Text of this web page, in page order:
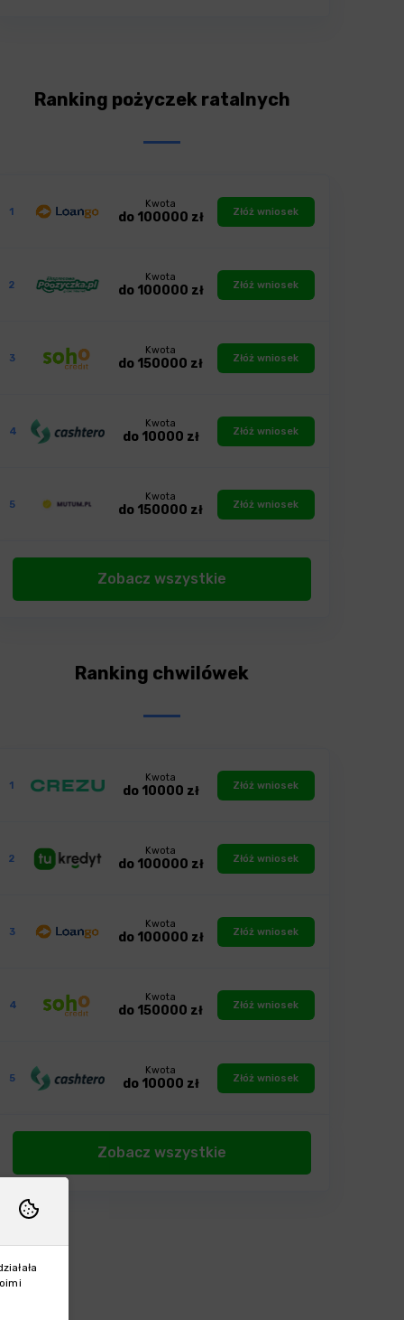
Ranking pożyczek ratalnych
1
Kwota
do 100000 zł Złóż wniosek
2
Kwota
do 100000 zł Złóż wniosek
3
Kwota
do 150000 zł Złóż wniosek
4
Kwota
do 10000 zł Złóż wniosek
5
Kwota
do 150000 zł Złóż wniosek
Zobacz wszystkie
Ranking chwilówek
1
Kwota
do 10000 zł Złóż wniosek
2
Kwota
do 100000 zł Złóż wniosek
3
Kwota
do 100000 zł Złóż wniosek
4
Kwota
do 150000 zł Złóż wniosek
5
Kwota
do 10000 zł Złóż wniosek
Zobacz wszystkie